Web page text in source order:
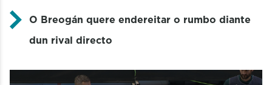
O Breogán quere endereitar o rumbo diante
dun rival directo